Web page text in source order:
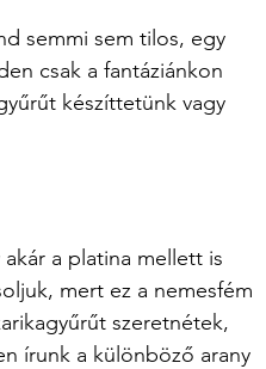
semmi sem tilos, egy
csak a fantáziánkon
készíttetünk vagy
akár a platina mellett is
mert ez a nemesfém
szeretnétek,
írunk a különböző arany